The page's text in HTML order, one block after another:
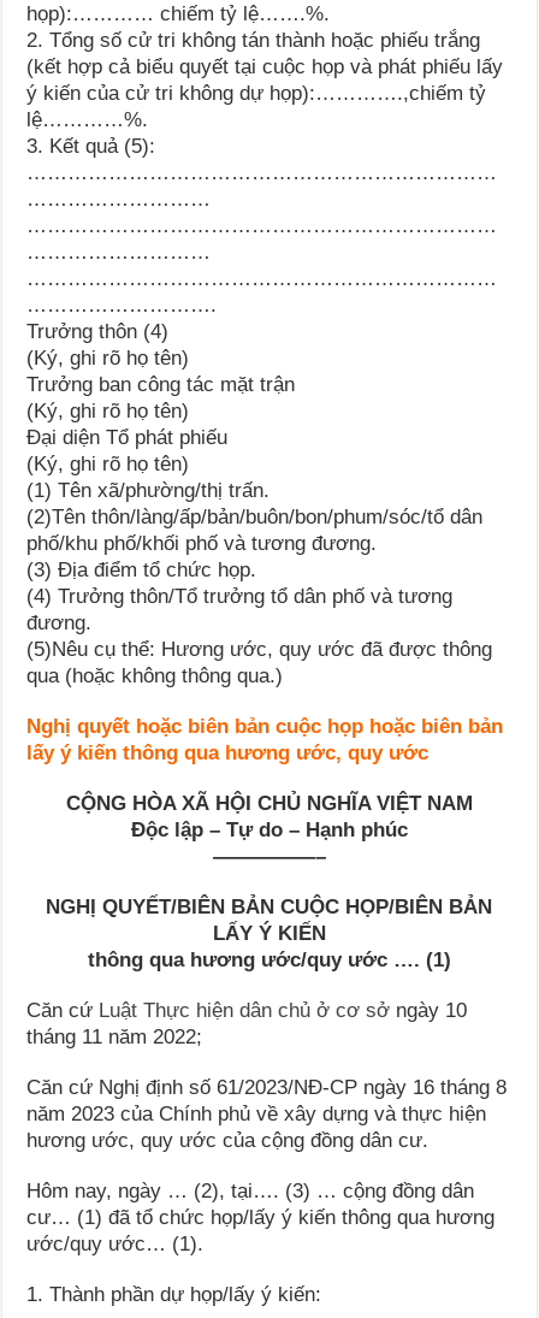
họp):………… chiếm tỷ lệ…….%.
2. Tổng số cử tri không tán thành hoặc phiếu trắng
(kết hợp cả biểu quyết tại cuộc họp và phát phiếu lấy
ý kiến của cử tri không dự họp):………….,chiếm tỷ
lệ…………%.
3. Kết quả (5):
……………………………………………………………
………………………
……………………………………………………………
………………………
……………………………………………………………
……………………….
Trưởng thôn (4)
(Ký, ghi rõ họ tên)
Trưởng ban công tác mặt trận
(Ký, ghi rõ họ tên)
Đại diện Tổ phát phiếu
(Ký, ghi rõ họ tên)
(1) Tên xã/phường/thị trấn.
(2)Tên thôn/làng/ấp/bản/buôn/bon/phum/sóc/tổ dân
phố/khu phố/khối phố và tương đương.
(3) Địa điểm tổ chức họp.
(4) Trưởng thôn/Tổ trưởng tổ dân phố và tương
đương.
(5)Nêu cụ thể: Hương ước, quy ước đã được thông
qua (hoặc không thông qua.)
Nghị quyết hoặc biên bản cuộc họp hoặc biên bản
lấy ý kiến thông qua hương ước, quy ước
CỘNG HÒA XÃ HỘI CHỦ NGHĨA VIỆT NAM
Độc lập – Tự do – Hạnh phúc
—————–
NGHỊ QUYẾT/BIÊN BẢN CUỘC HỌP/BIÊN BẢN
LẤY Ý KIẾN
thông qua hương ước/quy ước …. (1)
Căn cứ Luật Thực hiện dân chủ ở cơ sở ngày 10
tháng 11 năm 2022;
Căn cứ Nghị định số 61/2023/NĐ-CP ngày 16 tháng 8
năm 2023 của Chính phủ về xây dựng và thực hiện
hương ước, quy ước của cộng đồng dân cư.
Hôm nay, ngày … (2), tại…. (3) … cộng đồng dân
cư… (1) đã tổ chức họp/lấy ý kiến thông qua hương
ước/quy ước… (1).
1. Thành phần dự họp/lấy ý kiến: